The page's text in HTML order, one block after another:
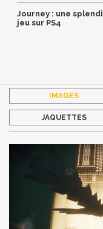
Journey : une
jeu sur PS4
IMAGES
JAQUETTES